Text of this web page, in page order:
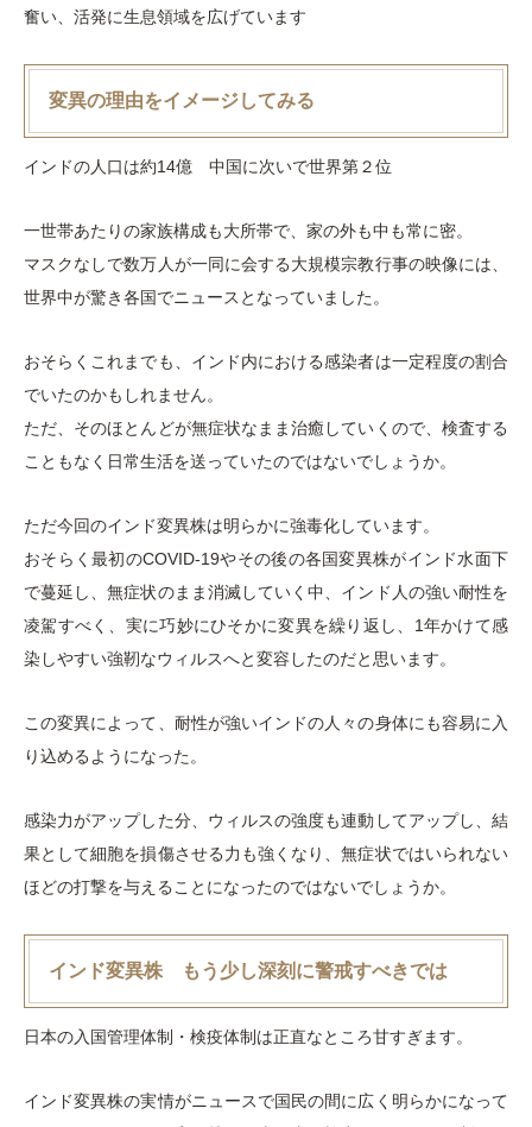
奮い、活発に生息領域を広げています
変異の理由をイメージしてみる
インドの人口は約14億 中国に次いで世界第２位
一世帯あたりの家族構成も大所帯で、家の外も中も常に密。
マスクなしで数万人が一同に会する大規模宗教行事の映像には、
世界中が驚き各国でニュースとなっていました。
おそらくこれまでも、インド内における感染者は一定程度の割合
でいたのかもしれません。
ただ、そのほとんどが無症状なまま治癒していくので、検査する
こともなく日常生活を送っていたのではないでしょうか。
ただ今回のインド変異株は明らかに強毒化しています。
おそらく最初のCOVID-19やその後の各国変異株がインド水面下
で蔓延し、無症状のまま消滅していく中、インド人の強い耐性を
凌駕すべく、実に巧妙にひそかに変異を繰り返し、1年かけて感
染しやすい強靭なウィルスへと変容したのだと思います。
この変異によって、耐性が強いインドの人々の身体にも容易に入
り込めるようになった。
感染力がアップした分、ウィルスの強度も連動してアップし、結
果として細胞を損傷させる力も強くなり、無症状ではいられない
ほどの打撃を与えることになったのではないでしょうか。
インド変異株 もう少し深刻に警戒すべきでは
日本の入国管理体制・検疫体制は正直なところ甘すぎます。
インド変異株の実情がニュースで国民の間に広く明らかになって